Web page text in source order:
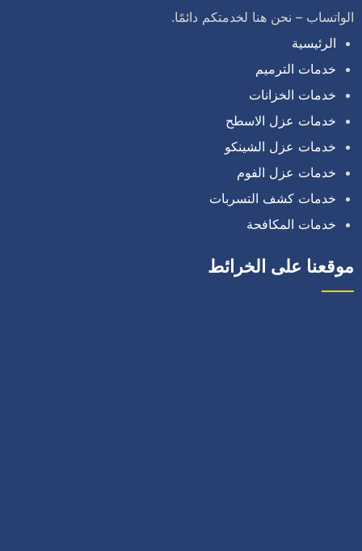
الواتساب – نحن هنا لخدمتكم دائمًا.
الرئيسية
خدمات الترميم
خدمات الخزانات
خدمات عزل الاسطح
خدمات عزل الشينكو
خدمات عزل الفوم
خدمات كشف التسربات
خدمات المكافحة
موقعنا على الخرائط